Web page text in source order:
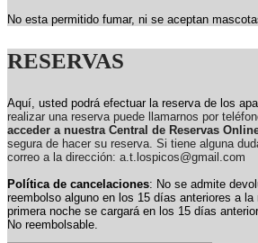
No esta permitido fumar, ni se aceptan
RESERVAS
Aquí, usted podrá efectuar la reserva de los
realizar una reserva puede llamarnos por
acceder a nuestra Central de Reservas
segura de hacer su reserva. Si tiene alguna
correo a la dirección: a.t.lospicos@gmail.com
Política de cancelaciones: No se admite
reembolso alguno en los 15 días anteriores a la
primera noche se cargará en los 15 días
No reembolsable.